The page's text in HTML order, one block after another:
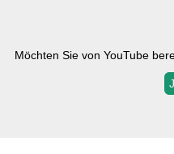
Möchten Sie von YouTube